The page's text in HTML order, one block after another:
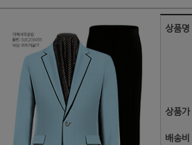
상품명
상품가
배송비